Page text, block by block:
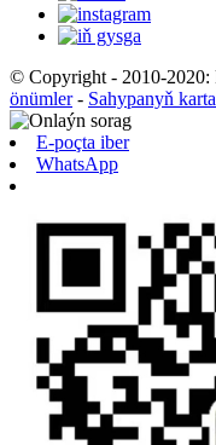
© Copyright - 2010-2020:
önümler- Sahypanyň
E-poçta iber
WhatsApp